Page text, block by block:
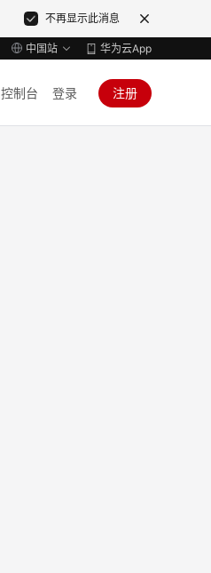
不再显示此消息
中国站 华为云App
控制台 登录 注册